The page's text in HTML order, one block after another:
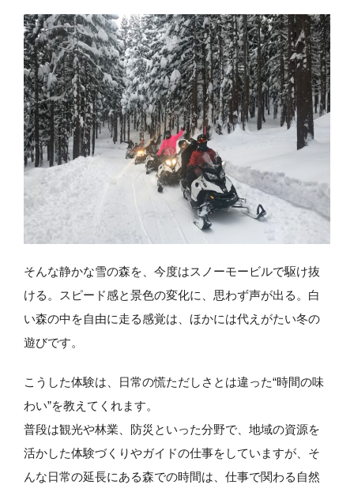
そんな静かな雪の森を、今度はスノーモービルで駆け抜
ける。スピード感と景色の変化に、思わず声が出る。白
い森の中を自由に走る感覚は、ほかには代えがたい冬の
遊びです。
こうした体験は、日常の慌ただしさとは違った“時間の味
わい”を教えてくれます。
普段は観光や林業、防災といった分野で、地域の資源を
活かした体験づくりやガイドの仕事をしていますが、そ
んな日常の延長にある森での時間は、仕事で関わる自然